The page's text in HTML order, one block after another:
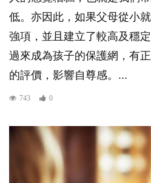
低。亦因此，如果父母從小
強項，並且建立了較高及穩
過來成為孩子的保護網，有
的評價，影響自尊感。...
743 0